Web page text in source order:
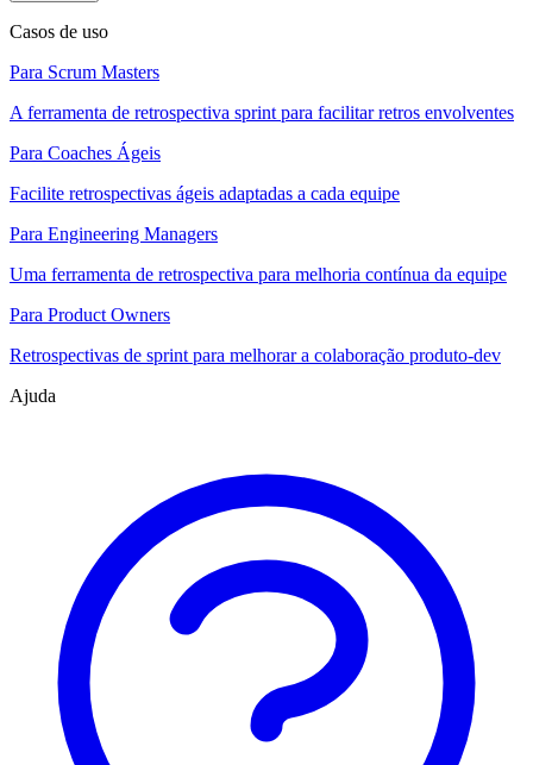
Casos de uso
Para Scrum Masters
A ferramenta de retrospectiva sprint para facilitar retros envolventes
Para Coaches Ágeis
Facilite retrospectivas ágeis adaptadas a cada equipe
Para Engineering Managers
Uma ferramenta de retrospectiva para melhoria contínua da equipe
Para Product Owners
Retrospectivas de sprint para melhorar a colaboração produto-dev
Ajuda